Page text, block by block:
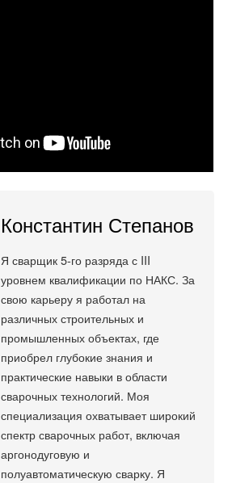
Константин Степанов
Я сварщик 5-го разряда с III
уровнем квалификации по НАКС. За
свою карьеру я работал на
различных строительных и
промышленных объектах, где
приобрел глубокие знания и
практические навыки в области
сварочных технологий. Моя
специализация охватывает широкий
спектр сварочных работ, включая
аргонодуговую и
полуавтоматическую сварку. Я